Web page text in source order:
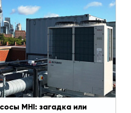
MHI: загадка или
Industries выпустила новый
типа «воздух-вода» серии
с японского «айсберг»).
новинки является
в качестве хладагента СО2.